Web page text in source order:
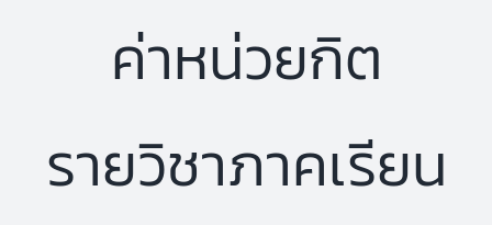
ค่าหน่วยกิต
รายวิชาภาคเรียน